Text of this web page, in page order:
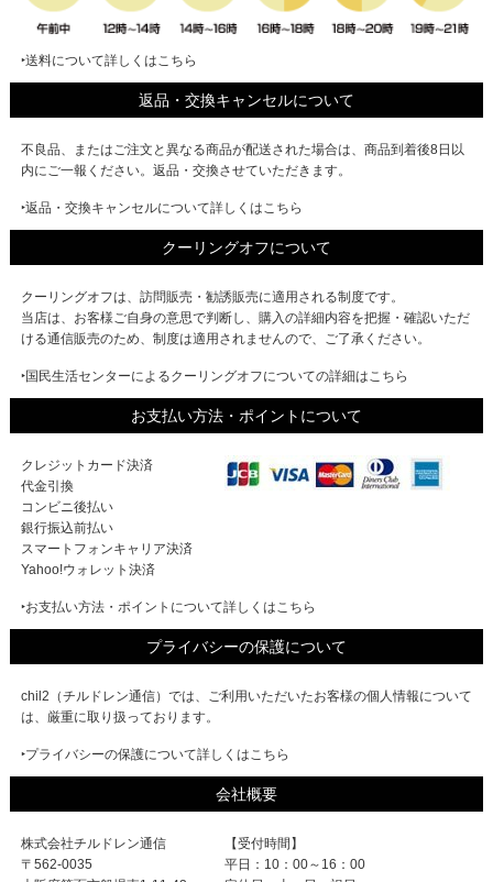
‣送料について詳しくはこちら
返品・交換キャンセルについて
不良品、またはご注文と異なる商品が配送された場合は、商品到着後8日以
内にご一報ください。返品・交換させていただきます。
‣返品・交換キャンセルについて詳しくはこちら
クーリングオフについて
クーリングオフは、訪問販売・勧誘販売に適用される制度です。
当店は、お客様ご自身の意思で判断し、購入の詳細内容を把握・確認いただ
ける通信販売のため、制度は適用されませんので、ご了承ください。
‣国民生活センターによるクーリングオフについての詳細はこちら
お支払い方法・ポイントについて
クレジットカード決済
代金引換
コンビニ後払い
銀行振込前払い
スマートフォンキャリア決済
Yahoo!ウォレット決済
‣お支払い方法・ポイントについて詳しくはこちら
プライバシーの保護について
chil2（チルドレン通信）では、ご利用いただいたお客様の個人情報について
は、厳重に取り扱っております。
‣プライバシーの保護について詳しくはこちら
会社概要
株式会社チルドレン通信
〒562-0035
【受付時間】
平日：10：00～16：00